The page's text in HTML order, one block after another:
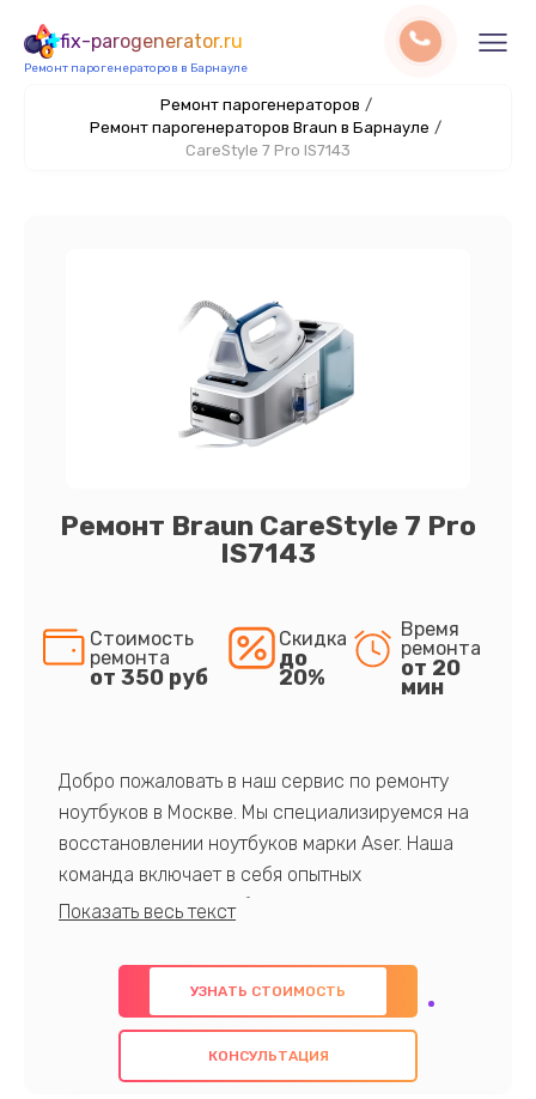
fix-parogenerator.ru
Ремонт парогенераторов в Барнауле
Ремонт парогенераторов /
Ремонт парогенераторов Braun в Барнауле /
CareStyle 7 Pro IS7143
Ремонт Braun CareStyle 7 Pro
IS7143
Стоимость
ремонта
от 350 руб
Скидка
до
20%
Время
ремонта
от 20
мин
Добро пожаловать в наш сервис по ремонту
ноутбуков в Москве. Мы специализируемся на
восстановлении ноутбуков марки Aser. Наша
команда включает в себя опытных
профессионалов с обширными знаниями и
предлагаем быстрый и качественный ремонт с
использованием оригинальных компонентов, а
также гарантируем качество всех
проведенных работ. Наша цель - предоставить
УЗНАТЬ СТОИМОСТЬ
КОНСУЛЬТАЦИЯ